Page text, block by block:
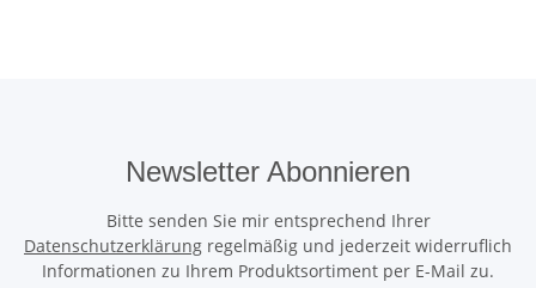
Newsletter Abonnieren
Bitte senden Sie mir entsprechend Ihrer
Datenschutzerklärung regelmäßig und jederzeit widerruflich
Informationen zu Ihrem Produktsortiment per E-Mail zu.